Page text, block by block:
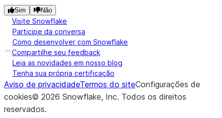
Sim Não
Visite Snowflake
Participe da conversa
Como desenvolver com Snowflake
Compartilhe seu feedback
Leia as novidades em nosso blog
Tenha sua própria certificação
Aviso de privacidadeTermos do siteConfigurações de
cookies© 2026 Snowflake, Inc. Todos os direitos
reservados.